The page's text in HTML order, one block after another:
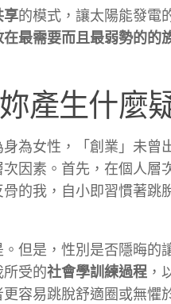
享的模式，讓太陽能發電
最需要而且最弱勢的的
產生什麼
為女性，「創業」未曾
因素。首先，在個人層
的我，自小即習慣著跳
但是，性別是否隱晦的
受的社會學訓練過程 ，
容易跳脫舒適圈或無懼